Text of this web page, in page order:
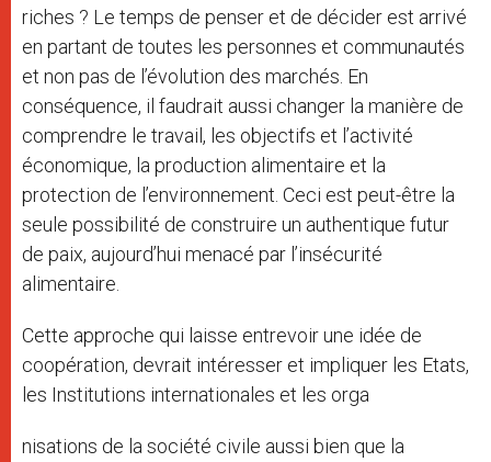
riches ? Le temps de penser et de décider est arrivé
en partant de toutes les personnes et communautés
et non pas de l’évolution des marchés. En
conséquence, il faudrait aussi changer la manière de
comprendre le travail, les objectifs et l’activité
économique, la production alimentaire et la
protection de l’environnement. Ceci est peut-être la
seule possibilité de construire un authentique futur
de paix, aujourd’hui menacé par l’insécurité
alimentaire.
Cette approche qui laisse entrevoir une idée de
coopération, devrait intéresser et impliquer les Etats,
les Institutions internationales et les orga
nisations de la société civile aussi bien que la